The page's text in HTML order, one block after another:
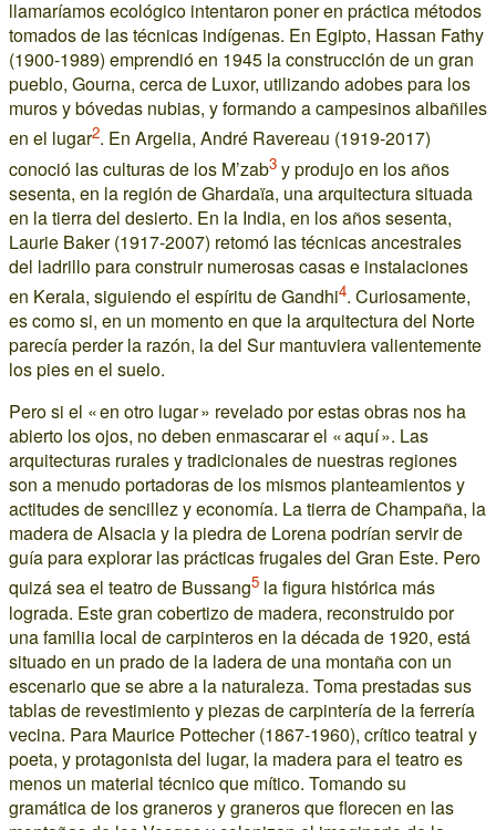
llamaríamos ecológico intentaron poner en práctica métodos
tomados de las técnicas indígenas. En Egipto, Hassan Fathy
(1900-1989) emprendió en 1945 la construcción de un gran
pueblo, Gourna, cerca de Luxor, utilizando adobes para los
muros y bóvedas nubias, y formando a campesinos albañiles
en el lugar2. En Argelia, André Ravereau (1919-2017)
conoció las culturas de los M’zab3 y produjo en los años
sesenta, en la región de Ghardaïa, una arquitectura situada
en la tierra del desierto. En la India, en los años sesenta,
Laurie Baker (1917-2007) retomó las técnicas ancestrales
del ladrillo para construir numerosas casas e instalaciones
en Kerala, siguiendo el espíritu de Gandhi4. Curiosamente,
es como si, en un momento en que la arquitectura del Norte
parecía perder la razón, la del Sur mantuviera valientemente
los pies en el suelo.
Pero si el « en otro lugar » revelado por estas obras nos ha
abierto los ojos, no deben enmascarar el « aquí ». Las
arquitecturas rurales y tradicionales de nuestras regiones
son a menudo portadoras de los mismos planteamientos y
actitudes de sencillez y economía. La tierra de Champaña, la
madera de Alsacia y la piedra de Lorena podrían servir de
guía para explorar las prácticas frugales del Gran Este. Pero
quizá sea el teatro de Bussang5 la figura histórica más
lograda. Este gran cobertizo de madera, reconstruido por
una familia local de carpinteros en la década de 1920, está
situado en un prado de la ladera de una montaña con un
escenario que se abre a la naturaleza. Toma prestadas sus
tablas de revestimiento y piezas de carpintería de la ferrería
vecina. Para Maurice Pottecher (1867-1960), crítico teatral y
poeta, y protagonista del lugar, la madera para el teatro es
menos un material técnico que mítico. Tomando su
gramática de los graneros y graneros que florecen en las